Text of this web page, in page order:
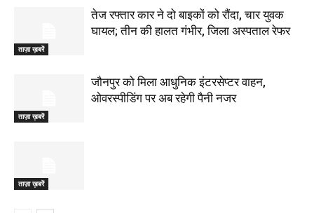
ताज़ा ख़बरें
तेज रफ्तार कार ने दो बाइकों को रौंदा, चार युवक
घायल; तीन की हालत गंभीर, जिला अस्पताल रेफर
ताज़ा ख़बरें
जौनपुर को मिला आधुनिक इंटरसेप्टर वाहन,
ओवरस्पीडिंग पर अब रहेगी पैनी नजर
ताज़ा ख़बरें